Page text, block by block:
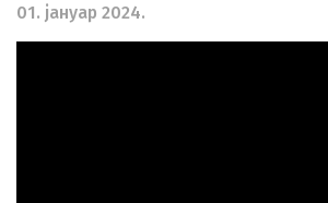
01. јануар 2024.